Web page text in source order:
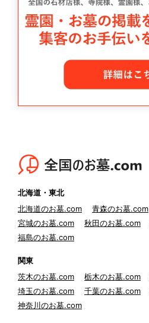
北海道・東北
北海道のお墓.com
青森のお墓.com
宮城のお墓.com
秋田のお墓.com
福島のお墓.com
関東
茨木のお墓.com
栃木のお墓.com
埼玉のお墓.com
千葉のお墓.com
神奈川のお墓.com